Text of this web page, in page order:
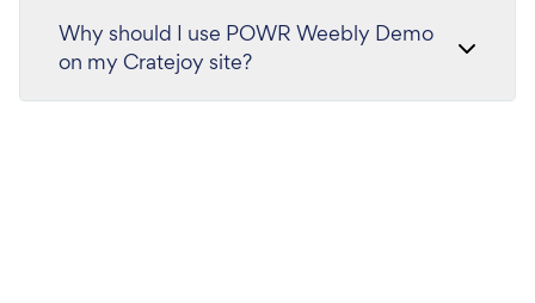
Why should I use POWR Weebly Demo
on my Cratejoy site?